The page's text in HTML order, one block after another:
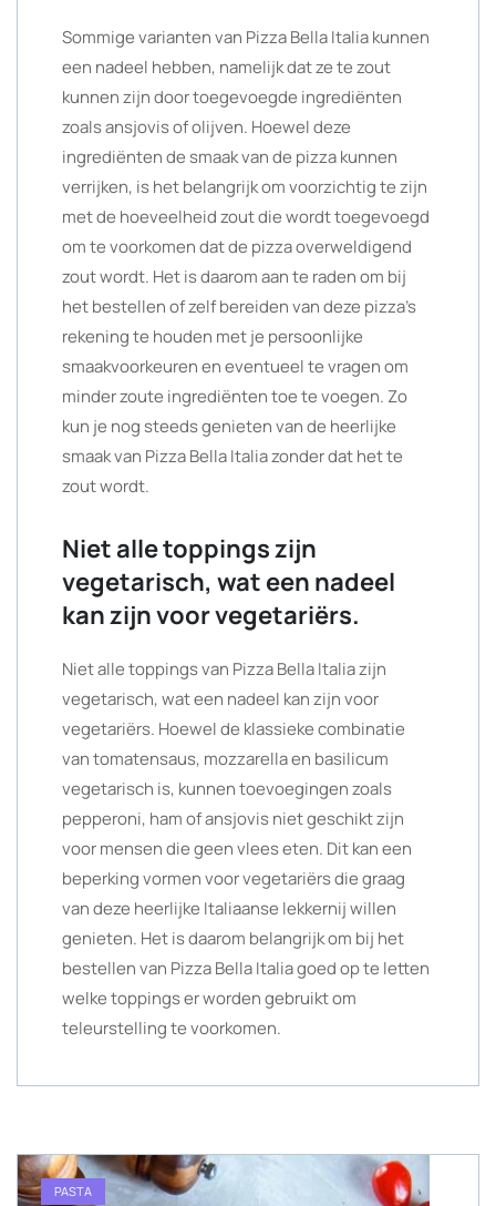
Sommige varianten van Pizza Bella Italia kunnen
een nadeel hebben, namelijk dat ze te zout
kunnen zijn door toegevoegde ingrediënten
zoals ansjovis of olijven. Hoewel deze
ingrediënten de smaak van de pizza kunnen
verrijken, is het belangrijk om voorzichtig te zijn
met de hoeveelheid zout die wordt toegevoegd
om te voorkomen dat de pizza overweldigend
zout wordt. Het is daarom aan te raden om bij
het bestellen of zelf bereiden van deze pizza’s
rekening te houden met je persoonlijke
smaakvoorkeuren en eventueel te vragen om
minder zoute ingrediënten toe te voegen. Zo
kun je nog steeds genieten van de heerlijke
smaak van Pizza Bella Italia zonder dat het te
zout wordt.
Niet alle toppings zijn
vegetarisch, wat een nadeel
kan zijn voor vegetariërs.
Niet alle toppings van Pizza Bella Italia zijn
vegetarisch, wat een nadeel kan zijn voor
vegetariërs. Hoewel de klassieke combinatie
van tomatensaus, mozzarella en basilicum
vegetarisch is, kunnen toevoegingen zoals
pepperoni, ham of ansjovis niet geschikt zijn
voor mensen die geen vlees eten. Dit kan een
beperking vormen voor vegetariërs die graag
van deze heerlijke Italiaanse lekkernij willen
genieten. Het is daarom belangrijk om bij het
bestellen van Pizza Bella Italia goed op te letten
welke toppings er worden gebruikt om
teleurstelling te voorkomen.
PASTA